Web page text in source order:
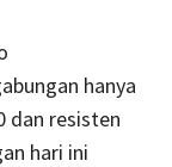
hanya
dan resisten
hari ini